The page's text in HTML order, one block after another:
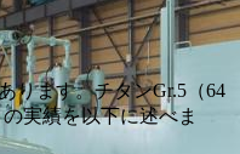
ります。チタンGr.5（64
実績を以下に述べま